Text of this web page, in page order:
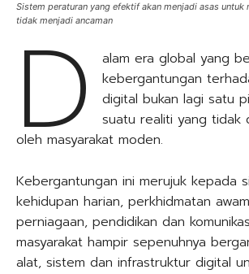
Sistem peraturan yang efektif akan menjadi asas
tidak menjadi ancaman
D alam era global yang
kebergantungan
digital bukan lagi satu
suatu realiti yang tidak
oleh masyarakat moden.
Kebergantungan ini merujuk kepada
kehidupan harian, perkhidmatan
perniagaan, pendidikan dan
masyarakat hampir sepenuhnya
alat, sistem dan infrastruktur digital